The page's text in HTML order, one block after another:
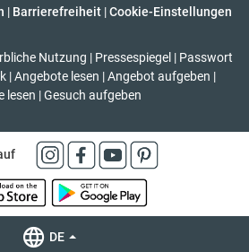
| Barrierefreiheit | Cookie-Einstellungen
Nutzung | Pressespiegel | Passwort
| Angebote lesen | Angebot aufgeben |
lesen | Gesuch aufgeben
DE